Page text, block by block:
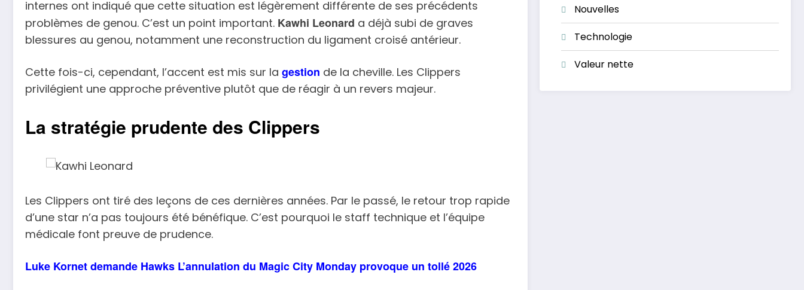
internes ont indiqué que cette situation est légèrement différente de ses précédents
problèmes de genou. C’est un point important. Kawhi Leonard a déjà subi de graves
blessures au genou, notamment une reconstruction du ligament croisé antérieur.
Cette fois-ci, cependant, l’accent est mis sur la gestion de la cheville. Les Clippers
privilégient une approche préventive plutôt que de réagir à un revers majeur.
La stratégie prudente des Clippers
Les Clippers ont tiré des leçons de ces dernières années. Par le passé, le retour trop rapide
d’une star n’a pas toujours été bénéfique. C’est pourquoi le staff technique et l’équipe
médicale font preuve de prudence.
Luke Kornet demande Hawks L’annulation du Magic City Monday provoque un tollé 2026
Nouvelles
Technologie
Valeur nette